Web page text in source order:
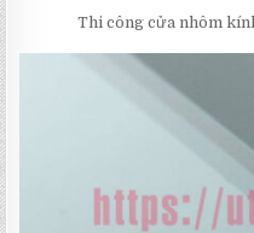
Thi công cửa nhôm